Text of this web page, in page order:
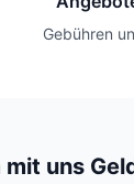
Gebühren
mit uns